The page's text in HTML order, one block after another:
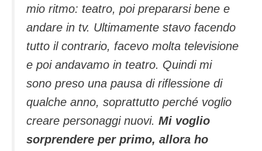
mio ritmo: teatro, poi prepararsi bene e
andare in tv. Ultimamente stavo facendo
tutto il contrario, facevo molta televisione
e poi andavamo in teatro. Quindi mi
sono preso una pausa di riflessione di
qualche anno, soprattutto perché voglio
creare personaggi nuovi. Mi voglio
sorprendere per primo, allora ho